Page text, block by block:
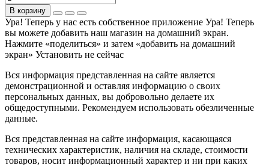
В корзину
Ура! Теперь у нас есть собственное приложение Ура! Теперь
вы можете добавить наш магазин на домашний экран.
Нажмите «поделиться» и затем «добавить на домашний
экран» Установить не сейчас
Вся информация представленная на сайте является
демонстрационной и оставляя информацию о своих
персональных данных, вы добровольно делаете их
общедоступными. Рекомендуем использовать обезличенные
данные.
Вся представленная на сайте информация, касающаяся
технических характеристик, наличия на складе, стоимости
товаров, носит информационный характер и ни при каких